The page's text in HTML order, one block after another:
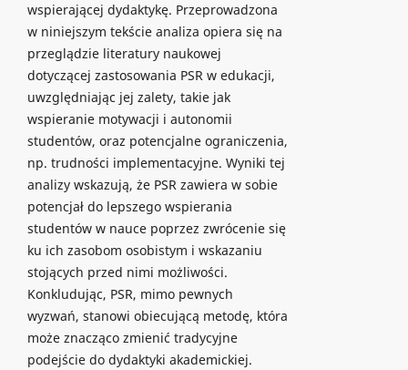
wspierającej dydaktykę. Przeprowadzona
w niniejszym tekście analiza opiera się na
przeglądzie literatury naukowej
dotyczącej zastosowania PSR w edukacji,
uwzględniając jej zalety, takie jak
wspieranie motywacji i autonomii
studentów, oraz potencjalne ograniczenia,
np. trudności implementacyjne. Wyniki tej
analizy wskazują, że PSR zawiera w sobie
potencjał do lepszego wspierania
studentów w nauce poprzez zwrócenie się
ku ich zasobom osobistym i wskazaniu
stojących przed nimi możliwości.
Konkludując, PSR, mimo pewnych
wyzwań, stanowi obiecującą metodę, która
może znacząco zmienić tradycyjne
podejście do dydaktyki akademickiej.